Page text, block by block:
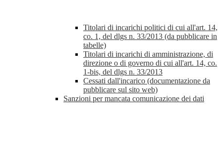
Titolari di incarichi politici di cui all'art. 14,
co. 1, del dlgs n. 33/2013 (da pubblicare in
tabelle)
Titolari di incarichi di amministrazione, di
direzione o di governo di cui all'art. 14, co.
1-bis, del dlgs n. 33/2013
Cessati dall'incarico (documentazione da
pubblicare sul sito web)
Sanzioni per mancata comunicazione dei dati